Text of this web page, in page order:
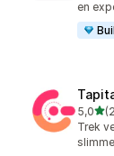
en
5,0
2448
Trek